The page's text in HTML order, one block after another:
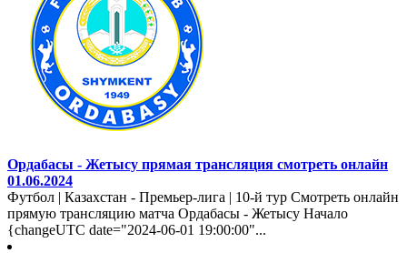
Ордабасы - Жетысу прямая трансляция смотреть онлайн
01.06.2024
Футбол | Казахстан - Премьер-лига | 10-й тур Смотреть онлайн
прямую трансляцию матча Ордабасы - Жетысу Начало
{changeUTC date="2024-06-01 19:00:00"...